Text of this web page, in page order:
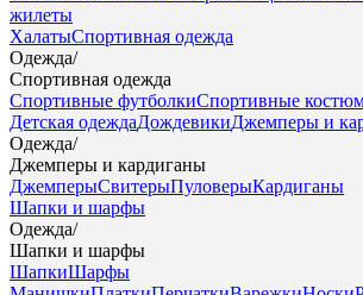
жилеты
ХалатыСпортивная одежда
Одежда/
Спортивная одежда
Спортивные футболкиСпортивные
Детская одеждаДождевикиДжемперы и
Одежда/
Джемперы и кардиганы
ДжемперыСвитерыПуловерыКардиганы
Шапки и шарфы
Одежда/
Шапки и шарфы
ШапкиШарфы